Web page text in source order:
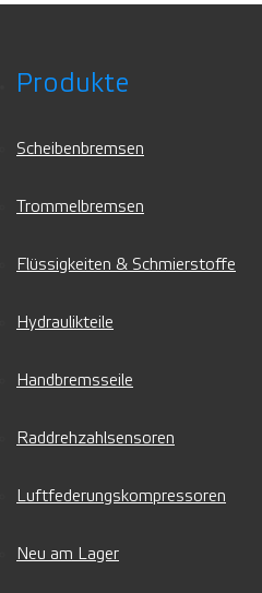
Produkte
Scheibenbremsen
Trommelbremsen
Flüssigkeiten & Schmierstoffe
Hydraulikteile
Handbremsseile
Raddrehzahlsensoren
Luftfederungskompressoren
Neu am Lager